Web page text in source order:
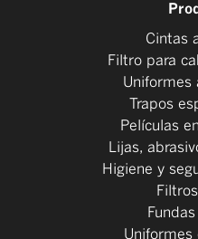
Cintas
Filtro para
Uniformes
Trapos
Películas
Lijas,
Higiene y
Uniformes